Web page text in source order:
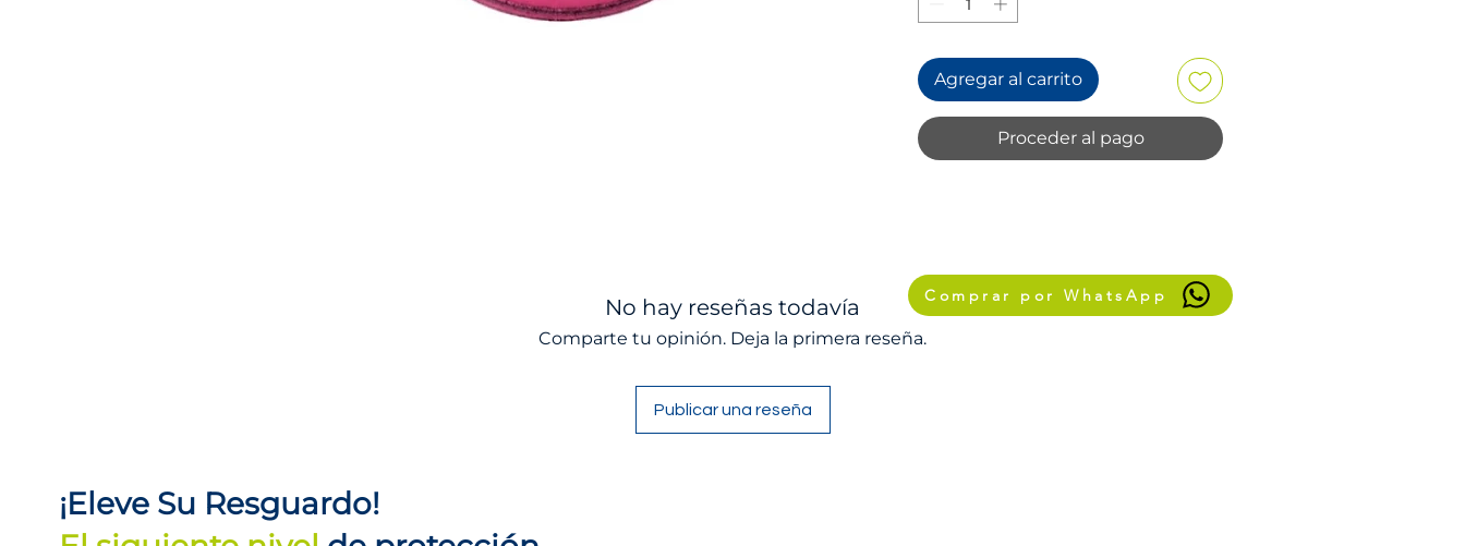
Agregar al carrito
Proceder al pago
No hay reseñas todavía
Comparte tu opinión. Deja la primera reseña.
Publicar una reseña
Comprar por WhatsApp
¡Eleve Su Resguardo!